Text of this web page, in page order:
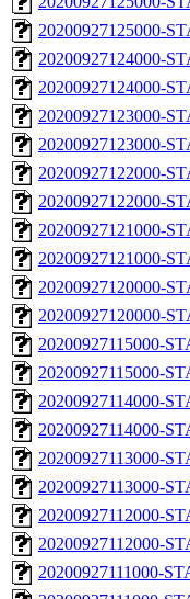
20200927125000-
20200927124000-
20200927124000-
20200927123000-
20200927123000-
20200927122000-
20200927122000-
20200927121000-
20200927121000-
20200927120000-
20200927120000-
20200927115000-
20200927115000-
20200927114000-
20200927114000-
20200927113000-
20200927113000-
20200927112000-
20200927112000-
20200927111000-